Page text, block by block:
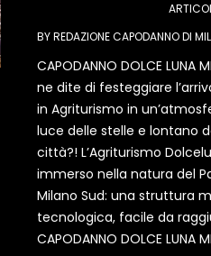
BYREDAZIONE CAPODANNO DI
CAPODANNO DOLCE LUNA
ne dite di festeggiare
in Agriturismo in
luce delle stelle e lontano
città?! L’Agriturismo
immerso nella natura del
Milano Sud: una struttura
tecnologica, facile da
CAPODANNO DOLCE LUNA